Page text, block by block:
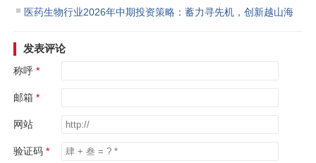
医药生物行业2026年中期投资策略：蓄力寻先机，创新越山海
发表评论
称呼
邮箱
网站
验证码